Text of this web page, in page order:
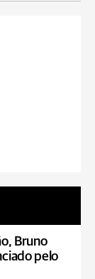
Bruno
pelo